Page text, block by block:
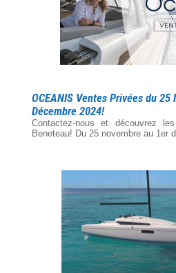
OCEANIS Ventes Privées du 25
Décembre 2024!
Contactez-nous et découvrez
Beneteau! Du 25 novembre au 1er